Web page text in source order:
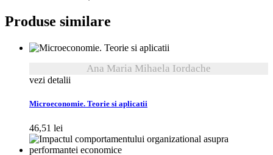
Produse similare
Ana Maria Mihaela Iordache
vezi detalii
Microeconomie. Teorie si aplicatii
46,51 lei